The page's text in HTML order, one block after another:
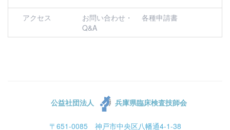
アクセス
お問い合わせ・
Q&A
各種申請書
公益社団法人 兵庫県臨床検査技師会
〒651-0085 神戸市中央区八幡通4-1-38